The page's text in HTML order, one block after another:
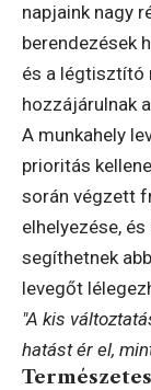
napjaink nagy
berendezések
és a légtisztító
hozzájárulnak
A munkahely
prioritás
során végzett
elhelyezése,
segíthetnek
levegőt
"A kis
hatást ér el,